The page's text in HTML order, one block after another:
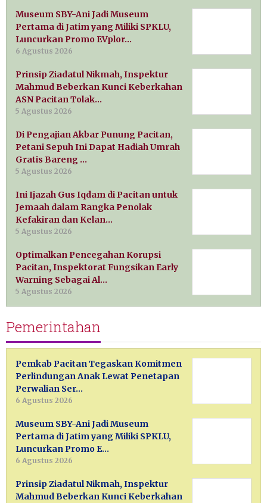
Museum SBY-Ani Jadi Museum
Pertama di Jatim yang Miliki SPKLU,
Luncurkan Promo EVplor…
6 Agustus 2026
Prinsip Ziadatul Nikmah, Inspektur
Mahmud Beberkan Kunci Keberkahan
ASN Pacitan Tolak…
5 Agustus 2026
Di Pengajian Akbar Punung Pacitan,
Petani Sepuh Ini Dapat Hadiah Umrah
Gratis Bareng …
5 Agustus 2026
Ini Ijazah Gus Iqdam di Pacitan untuk
Jemaah dalam Rangka Penolak
Kefakiran dan Kelan…
5 Agustus 2026
Optimalkan Pencegahan Korupsi
Pacitan, Inspektorat Fungsikan Early
Warning Sebagai Al…
5 Agustus 2026
Pemerintahan
Pemkab Pacitan Tegaskan Komitmen
Perlindungan Anak Lewat Penetapan
Perwalian Ser…
6 Agustus 2026
Museum SBY-Ani Jadi Museum
Pertama di Jatim yang Miliki SPKLU,
Luncurkan Promo E…
6 Agustus 2026
Prinsip Ziadatul Nikmah, Inspektur
Mahmud Beberkan Kunci Keberkahan